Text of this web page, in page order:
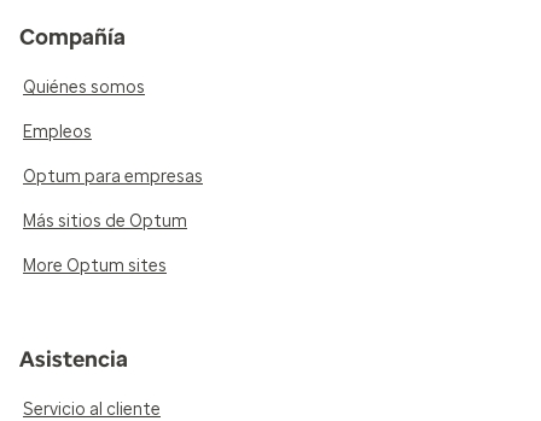
Compañía
Quiénes somos
Empleos
Optum para empresas
Más sitios de Optum
More Optum sites
Asistencia
Servicio al cliente